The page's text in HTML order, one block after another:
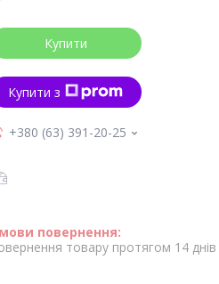
Купити
Купити з
+380 (63) 391-20-25
товару протягом 14 днів